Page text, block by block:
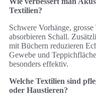
Textilien?
Schwere Vorhänge,
absorbieren Schall.
mit Büchern reduzieren
Gewebe und
besonders effektiv.
Welche Textilien sind
oder Haustieren?